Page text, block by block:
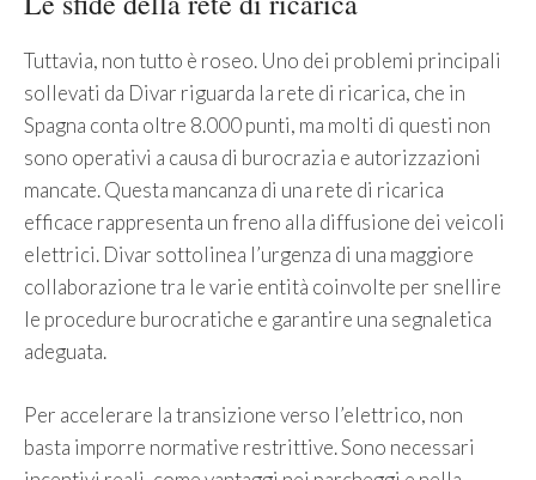
Tuttavia, non tutto è roseo. Uno dei problemi principali
sollevati da Divar riguarda la rete di ricarica, che in
Spagna conta oltre 8.000 punti, ma molti di questi non
sono operativi a causa di burocrazia e autorizzazioni
mancate. Questa mancanza di una rete di ricarica
efficace rappresenta un freno alla diffusione dei veicoli
elettrici. Divar sottolinea l’urgenza di una maggiore
collaborazione tra le varie entità coinvolte per snellire
le procedure burocratiche e garantire una segnaletica
adeguata.
Per accelerare la transizione verso l’elettrico, non
basta imporre normative restrittive. Sono necessari